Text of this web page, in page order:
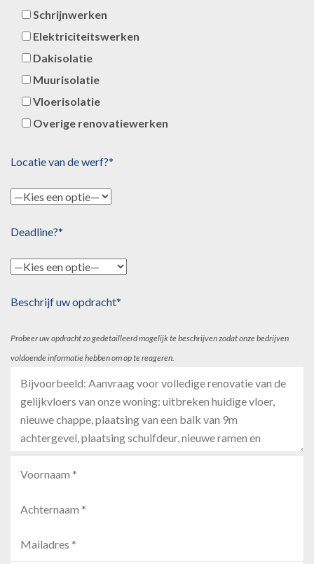
Schrijnwerken
Elektriciteitswerken
Dakisolatie
Muurisolatie
Vloerisolatie
Overige renovatiewerken
Locatie van de werf?*
Deadline?*
Beschrijf uw opdracht*
Probeer uw opdracht zo gedetailleerd mogelijk te beschrijven zodat onze bedrijven
voldoende informatie hebben om op te reageren.